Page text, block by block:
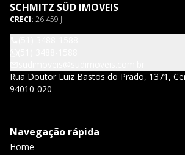
SCHMITZ SÜD IMOVEIS
CRECI: 26.459 J
Rua Doutor Luiz Bastos do Prado, 1371,
94010-020
Navegação rápida
Home